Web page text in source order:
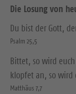
Die Losung von
Du bist der Gott,
Psalm 25,5
Bittet, so wird
klopfet an, so wird
Matthäus 7,7